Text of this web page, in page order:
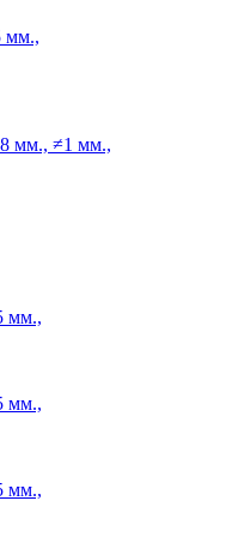
мм.,
мм., ≠1 мм.,
мм.,
мм.,
мм.,